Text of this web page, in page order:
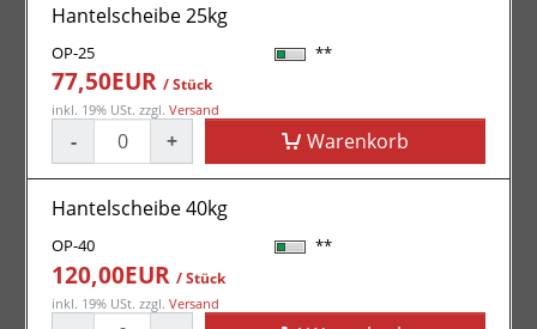
Hantelscheibe 25kg
OP-25 **
77,50EUR / Stück
inkl. 19% USt. zzgl. Versand
- + Warenkorb
Hantelscheibe 40kg
OP-40 **
120,00EUR / Stück
inkl. 19% USt. zzgl. Versand